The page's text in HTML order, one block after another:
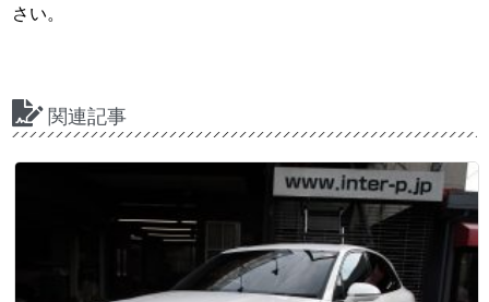
さい。
関連記事